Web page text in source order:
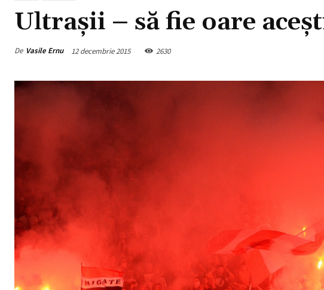
Ultraşii – să fie oare
De Vasile Ernu 12 decembrie 2015 2630